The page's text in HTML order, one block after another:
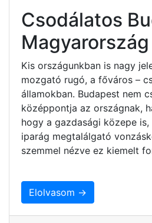
Csodálatos
Kis országunkban is nagy
mozgató rugó, a főváros –
államokban. Budapest nem
középpontja az országnak,
hogy a gazdasági közepe
iparág megtalálgató
szemmel nézve ez kiemelt
Elolvasom →